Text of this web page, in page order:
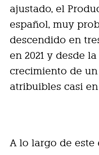
ajustado, el
español, muy
descendido en
en 2021 y desde
crecimiento de un
atribuibles casi
A lo largo de este